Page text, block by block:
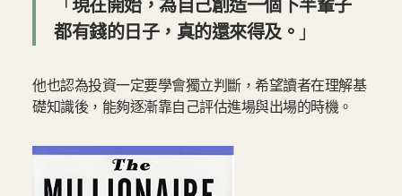
「 現在開始，為自己創造一個下半輩子
都有錢的日子，真的還來得及。 」
他也認為投資一定要學會獨立判斷，希望讀者在理解基
礎知識後，能夠逐漸靠自己評估進場與出場的時機。